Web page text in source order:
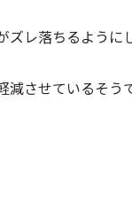
ズレ落ちるように
減させているそう